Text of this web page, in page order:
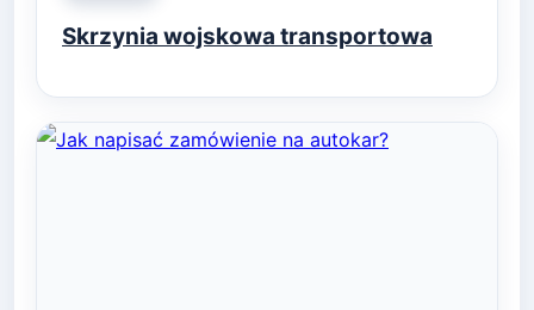
Skrzynia wojskowa transportowa